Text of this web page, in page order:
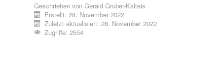
Geschrieben von Gerald Gruber-Kalteis
Erstellt: 28. November 2022
Zuletzt aktualisiert: 28. November 2022
Zugriffe: 2554